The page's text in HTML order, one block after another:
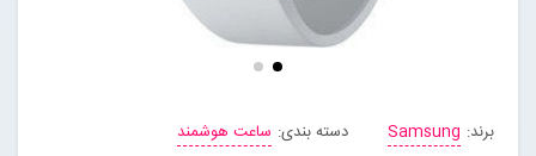
برند: Samsung دسته بندی: ساعت هوشمند